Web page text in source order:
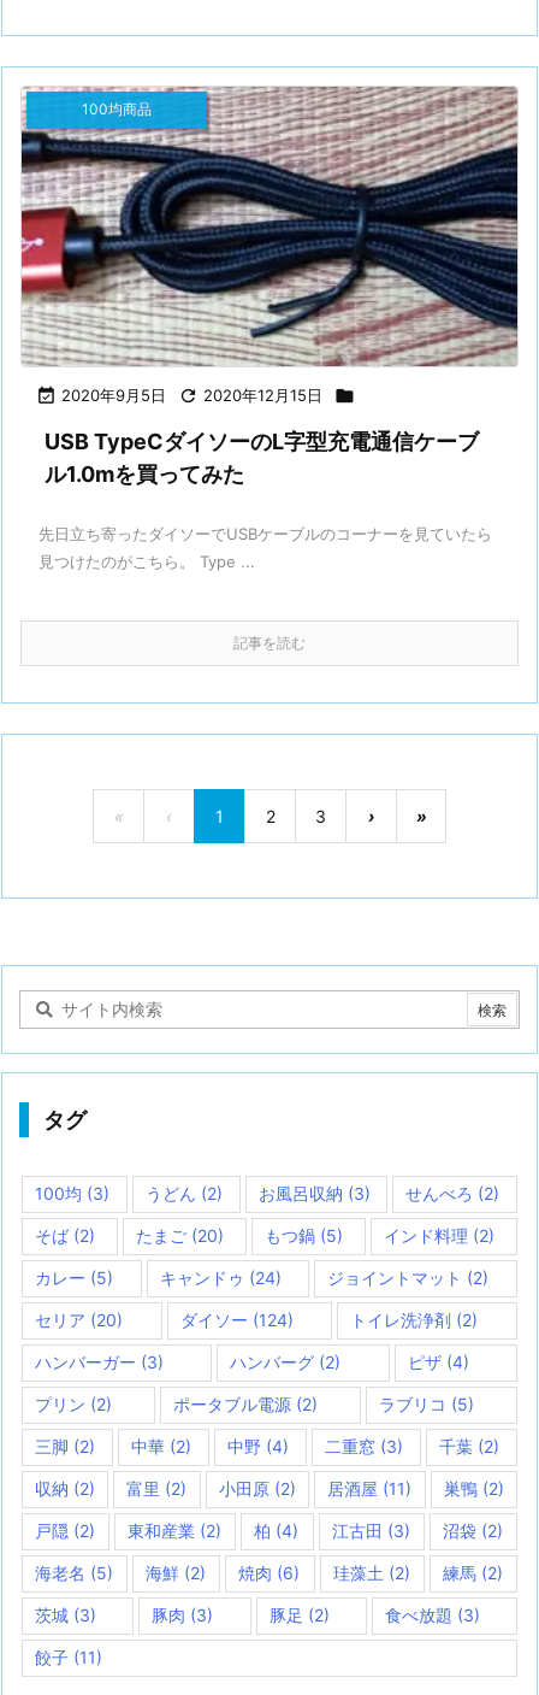
 2020年9月5日  2020年12月15日 
100均商品
USB TypeCダイソーのL字型充電通信ケーブ
ル1.0mを買ってみた
先日立ち寄ったダイソーでUSBケーブルのコーナーを見ていたら
見つけたのがこちら。 Type ...
記事を読む
« ‹ 1 2 3 › »
タグ
100均 (3) うどん (2) お風呂収納 (3) せんべろ (2)
そば (2) たまご (20) もつ鍋 (5) インド料理 (2)
カレー (5) キャンドゥ (24) ジョイントマット (2)
セリア (20) ダイソー (124) トイレ洗浄剤 (2)
ハンバーガー (3) ハンバーグ (2) ピザ(4)
プリン (2) ポータブル電源 (2) ラブリコ (5)
三脚 (2) 中華 (2) 中野 (4) 二重窓 (3) 千葉 (2)
収納 (2) 富里 (2) 小田原(2) 居酒屋 (11) 巣鴨(2)
戸隠 (2) 東和産業 (2) 柏 (4) 江古田 (3) 沼袋(2)
海老名 (5) 海鮮 (2) 焼肉 (6) 珪藻土 (2) 練馬(2)
茨城 (3) 豚肉 (3) 豚足 (2) 食べ放題 (3)
餃子 (11)